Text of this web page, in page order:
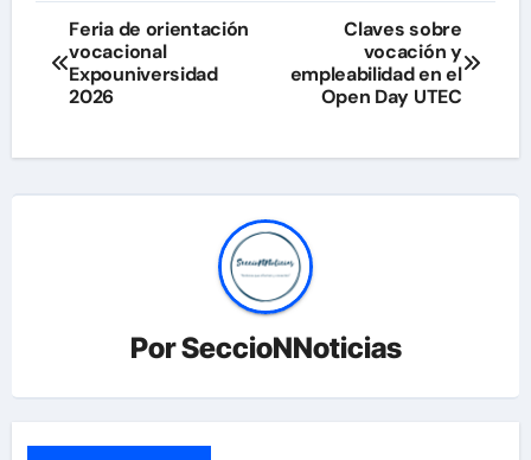
Navegación
de
Feria de orientación
vocacional
Expouniversidad
2026
Claves sobre
vocación y
empleabilidad en el
Open Day UTEC
PorSeccioNNoticias